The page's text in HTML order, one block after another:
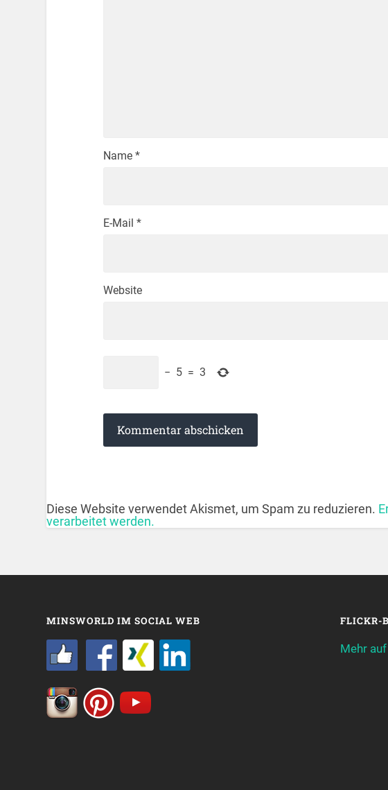
Name *
E-Mail *
Website
− 5 = 3
Diese Website verwendet Akismet, um Spam zu reduzieren.
verarbeitet werden.
MINSWORLD IM SOCIAL WEB FLICKR-
Mehr